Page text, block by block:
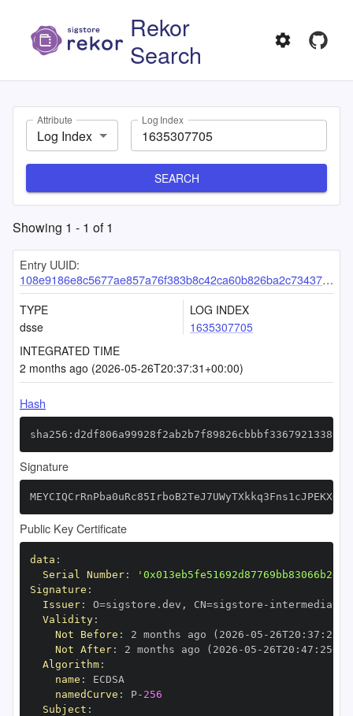
Rekor
Search
Attribute
Log Index
Log Index
SEARCH
Showing 1 - 1 of1
Entry UUID:
108e9186e8c5677ae857a76f383b8c42ca60b826ba2c73437019b640513007686c1e291ce7e934cc
TYPE
dsse
LOG INDEX
1635307705
INTEGRATED TIME
2 months ago (2026-05-26T20:37:31+00:00)
Hash
Signature
Public Key Certificate
data :
Serial Number:
Signature :
Issuer: O=sigstore.dev , CN=sigstore -
Validity:
Not Before : 2 months ago (2026 -05 - 26T20 : 37 :
Not After: 2 months ago (2026 -05 - 26T20 : 47 : 25+00
Algorithm:
name :
namedCurve : P- 256
Subject :